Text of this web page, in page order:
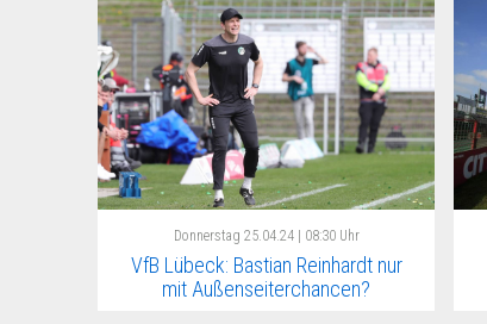
Donnerstag 25.04.24 | 08:30 Uhr
VfB Lübeck: Bastian Reinhardt nur
mit Außenseiterchancen?